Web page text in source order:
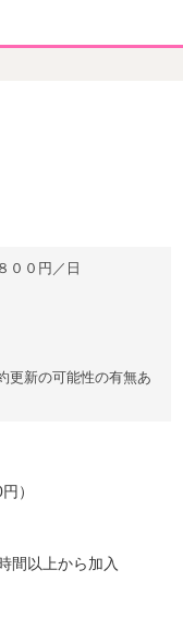
００円／日
更新の可能性の有無あ
）
間以上から加入